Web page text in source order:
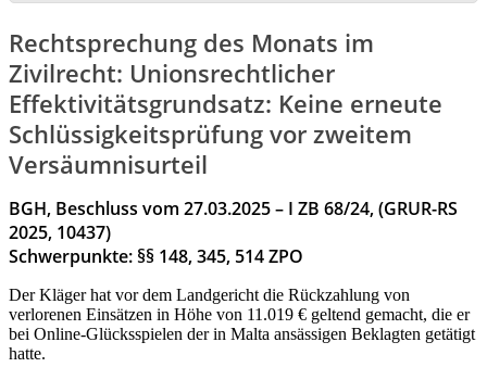
Rechtsprechung des Monats im
Zivilrecht: Unionsrechtlicher
Effektivitätsgrundsatz: Keine erneute
Schlüssigkeitsprüfung vor zweitem
Versäumnisurteil
BGH, Beschluss vom 27.03.2025 – I ZB 68/24, (GRUR-RS
2025, 10437)
Schwerpunkte: §§ 148, 345, 514 ZPO
Der Kläger hat vor dem Landgericht die Rückzahlung von
verlorenen Einsätzen in Höhe von 11.019 € geltend gemacht, die er
bei Online-Glücksspielen der in Malta ansässigen Beklagten getätigt
hatte.